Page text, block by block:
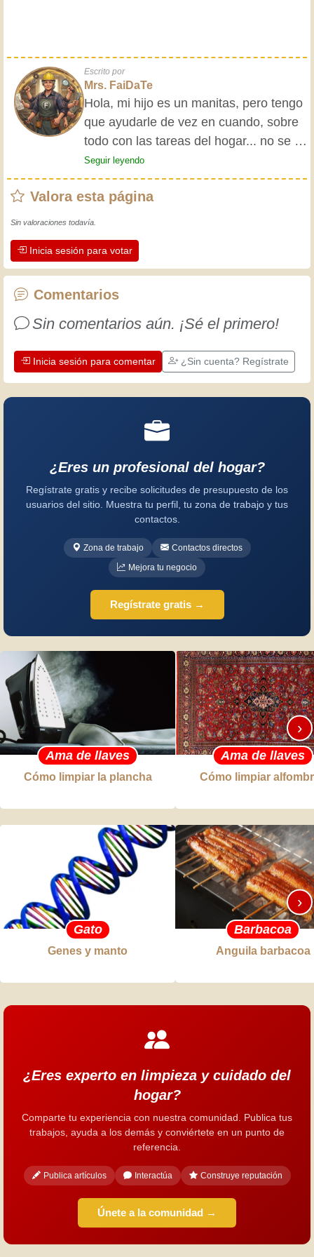
Escrito por
Mrs. FaiDaTe
Hola, mi hijo es un manitas, pero tengo
que ayudarle de vez en cuando, sobre
todo con las tareas del hogar... no se le
da nada bien. Decidí aconsejarlo
escribiendo un manual de limpieza.
¡Ahora ya no tiene excusas; tiene que
arreglárselas!
Seguir leyendo
Valora esta página
Sin valoraciones todavía.
Inicia sesión para votar
Comentarios
Sin comentarios aún. ¡Sé el primero!
Inicia sesión para comentar ¿Sin cuenta? Regístrate
¿Eres un profesional del hogar?
Regístrate gratis y recibe solicitudes de presupuesto de los
usuarios del sitio. Muestra tu perfil, tu zona de trabajo y tus
contactos.
Zona de trabajo
Contactos directos
Mejora tu negocio
Regístrate gratis →
Ama de llaves
Cómo limpiar la plancha
Ama de llaves
Cómo limpiar
›
Gato
Genes y manto
Barbacoa
Anguila barbacoa
›
¿Eres experto en limpieza y cuidado del
hogar?
Comparte tu experiencia con nuestra comunidad. Publica tus
trabajos, ayuda a los demás y conviértete en un punto de
referencia.
Publica artículos Interactúa Construye reputación
Únete a la comunidad →